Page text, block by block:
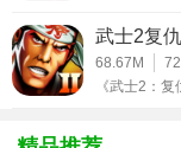
3. 场景互动：部分
陷阱），利用环境
角色拥有隐藏变体
武士2复
68.67M
《武士2：